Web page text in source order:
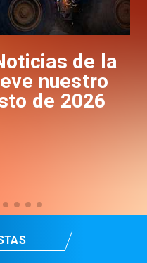
de la
nuestro
de 2026